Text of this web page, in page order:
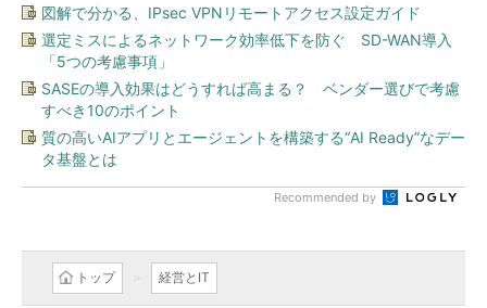
図解で分かる、IPsec VPNリモートアクセス設定ガイド
選定ミスによるネットワーク効率低下を防ぐ SD-WAN導入
「5つの考慮事項」
SASEの導入効果はどうすれば高まる？ ベンダー選びで考慮
すべき10のポイント
質の高いAIアプリとエージェントを構築する“AI Ready”なデー
タ基盤とは
Recommended by
トップ 経営とIT